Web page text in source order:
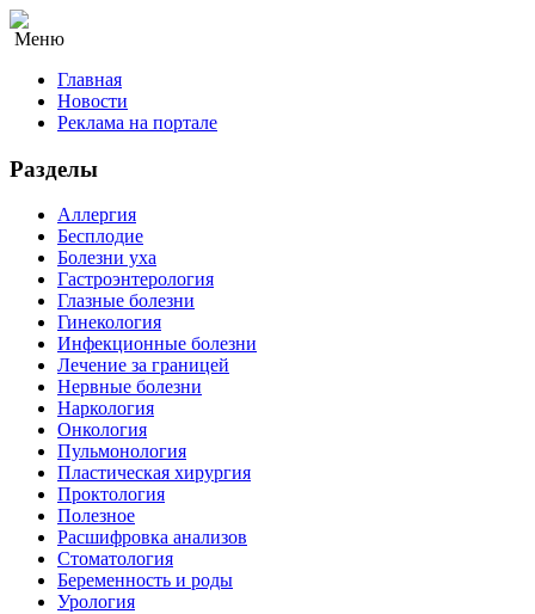
Меню
Главная
Новости
Реклама на портале
Разделы
Аллергия
Бесплодие
Болезни уха
Гастроэнтерология
Глазные болезни
Гинекология
Инфекционные болезни
Лечение за границей
Нервные болезни
Наркология
Онкология
Пульмонология
Пластическая хирургия
Проктология
Полезное
Расшифровка анализов
Стоматология
Беременность и роды
Урология